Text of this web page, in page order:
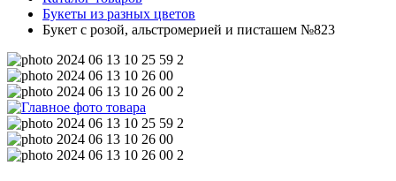
Букеты из разных цветов
Букет с розой, альстромерией и писташем №823